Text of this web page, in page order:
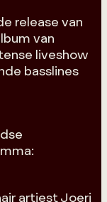
release van
van
liveshow
basslines
artiest Joeri